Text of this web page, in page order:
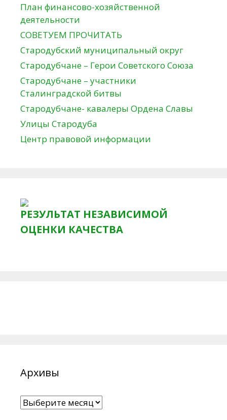
План финансово-хозяйственной
деятельности
СОВЕТУЕМ ПРОЧИТАТЬ
Стародубский муниципальный округ
Стародубчане – Герои Советского Союза
Стародубчане – участники
Сталинградской битвы
Стародубчане- кавалеры Ордена Славы
Улицы Стародуба
Центр правовой информации
РЕЗУЛЬТАТ НЕЗАВИСИМОЙ
ОЦЕНКИ КАЧЕСТВА
Архивы
Архивы